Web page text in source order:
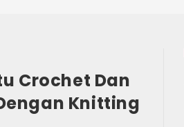
Crochet Dan
Knitting